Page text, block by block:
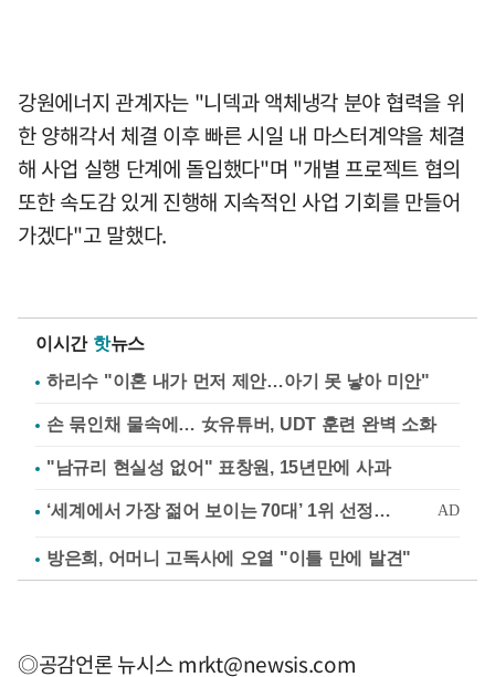
강원에너지 관계자는 "니덱과 액체냉각 분야 협력을 위
한 양해각서 체결 이후 빠른 시일 내 마스터계약을 체결
해 사업 실행 단계에 돌입했다"며 "개별 프로젝트 협의
또한 속도감 있게 진행해 지속적인 사업 기회를 만들어
가겠다"고 말했다.
이시간 핫뉴스
하리수 "이혼 내가 먼저 제안…아기 못 낳아 미안"
손 묶인채 물속에… 女유튜버, UDT 훈련 완벽 소화
"남규리 현실성 없어" 표창원, 15년만에 사과
방은희, 어머니 고독사에 오열 "이틀 만에 발견"
◎공감언론 뉴시스mrkt@newsis.com